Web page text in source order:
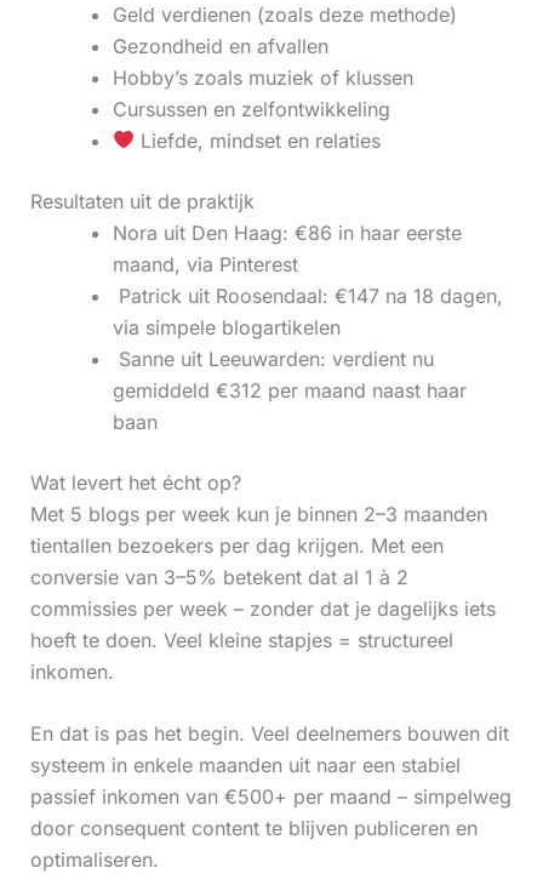
Geld verdienen (zoals deze methode)
Gezondheid en afvallen
Hobby’s zoals muziek of klussen
Cursussen en zelfontwikkeling
Liefde, mindset en relaties
Resultaten uit de praktijk
Nora uit Den Haag: €86 in haar eerste
maand, via Pinterest
‍ Patrick uit Roosendaal: €147 na 18 dagen,
via simpele blogartikelen
‍ Sanne uit Leeuwarden: verdient nu
gemiddeld €312 per maand naast haar
baan
Wat levert het écht op?
Met 5 blogs per week kun je binnen 2–3 maanden
tientallen bezoekers per dag krijgen. Met een
conversie van 3–5% betekent dat al 1 à 2
commissies per week – zonder dat je dagelijks iets
hoeft te doen. Veel kleine stapjes = structureel
inkomen.
En dat is pas het begin. Veel deelnemers bouwen dit
systeem in enkele maanden uit naar een stabiel
passief inkomen van €500+ per maand – simpelweg
door consequent content te blijven publiceren en
optimaliseren.